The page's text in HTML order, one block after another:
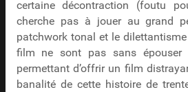
certaine décontraction (foutu
cherche pas à jouer au grand
patchwork tonal et le
film ne sont pas sans épouser
permettant d’offrir un film
banalité de cette histoire de